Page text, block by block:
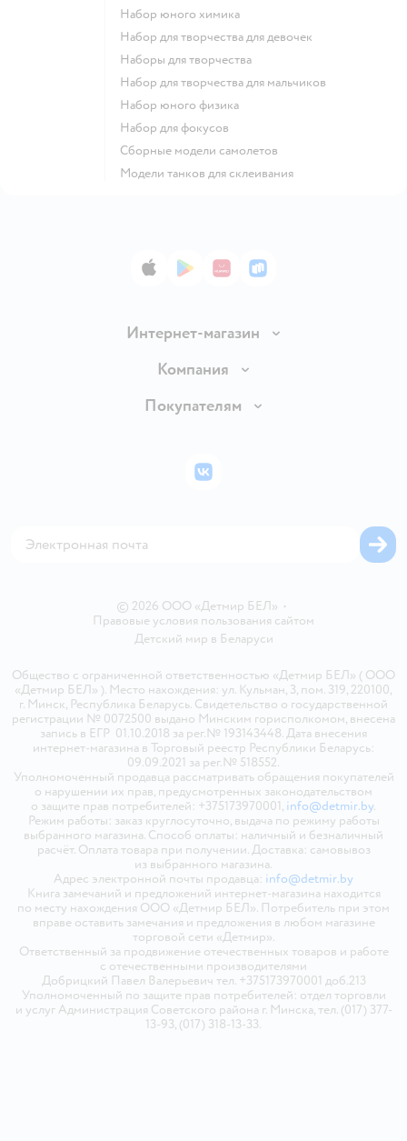
Набор юного химика
Набор для творчества для девочек
Наборы для творчества
Набор для творчества для мальчиков
Набор юного физика
Набор для фокусов
Сборные модели самолетов
Модели танков для склеивания
App StoreGoogle Play
AppGallery
RuStore
Интернет-магазин
Доставка и оплата
Правила продажи
Политика использования файлов cookie
Компания
Вакансии
Покупателям
Бонусные карты
© 2026 ООО «Детмир БЕЛ» •
Правовые условия пользования сайтом
Детский мир в Беларуси
Общество с ограниченной ответственностью «Детмир БЕЛ» ( ООО
«Детмир БЕЛ» ). Место нахождения: ул. Кульман, 3, пом. 319, 220100,
г. Минск, Республика Беларусь. Свидетельство о государственной
регистрации № 0072500 выдано Минским горисполкомом, внесена
запись в ЕГР 01.10.2018 за рег.№ 193143448. Дата внесения
интернет-магазина в Торговый реестр Республики Беларусь:
09.09.2021 за рег.№ 518552.
Уполномоченный продавца рассматривать обращения покупателей
о нарушении их прав, предусмотренных законодательством
о защите прав потребителей: +375173970001, info@detmir.by.
Режим работы: заказ круглосуточно, выдача по режиму работы
выбранного магазина. Способ оплаты: наличный и безналичный
расчёт. Оплата товара при получении. Доставка: самовывоз
из выбранного магазина.
Адрес электронной почты продавца: info@detmir.by
Книга замечаний и предложений интернет-магазина находится
по месту нахождения ООО «Детмир БЕЛ». Потребитель при этом
вправе оставить замечания и предложения в любом магазине
торговой сети «Детмир».
Ответственный за продвижение отечественных товаров и работе
с отечественными производителями
Добрицкий Павел Валерьевич тел. +375173970001 доб.213
Уполномоченный по защите прав потребителей: отдел торговли
и услуг Администрация Советского района г. Минска, тел. (017) 377-
13-93, (017) 318-13-33.
ВКонтакте